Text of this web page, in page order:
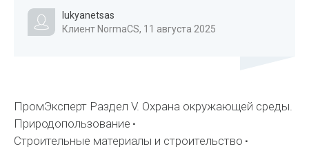
lukyanetsas
Клиент NormaCS, 11 августа 2025
ПромЭксперт Раздел V. Охрана окружающей среды.
Природопользование
Строительные материалы и строительство